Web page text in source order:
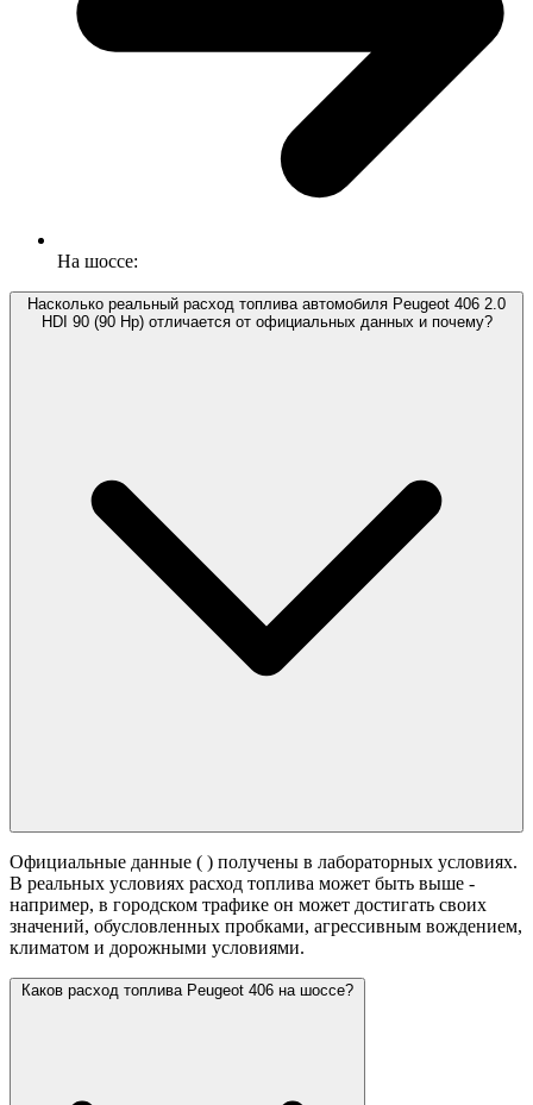
На шоссе:
Насколько реальный расход топлива автомобиля Peugeot 406 2.0
HDI 90 (90 Hp) отличается от официальных данных и почему?
Официальные данные ( ) получены в лабораторных условиях.
В реальных условиях расход топлива может быть выше -
например, в городском трафике он может достигать своих
значений, обусловленных пробками, агрессивным вождением,
климатом и дорожными условиями.
Каков расход топлива Peugeot 406 на шоссе?